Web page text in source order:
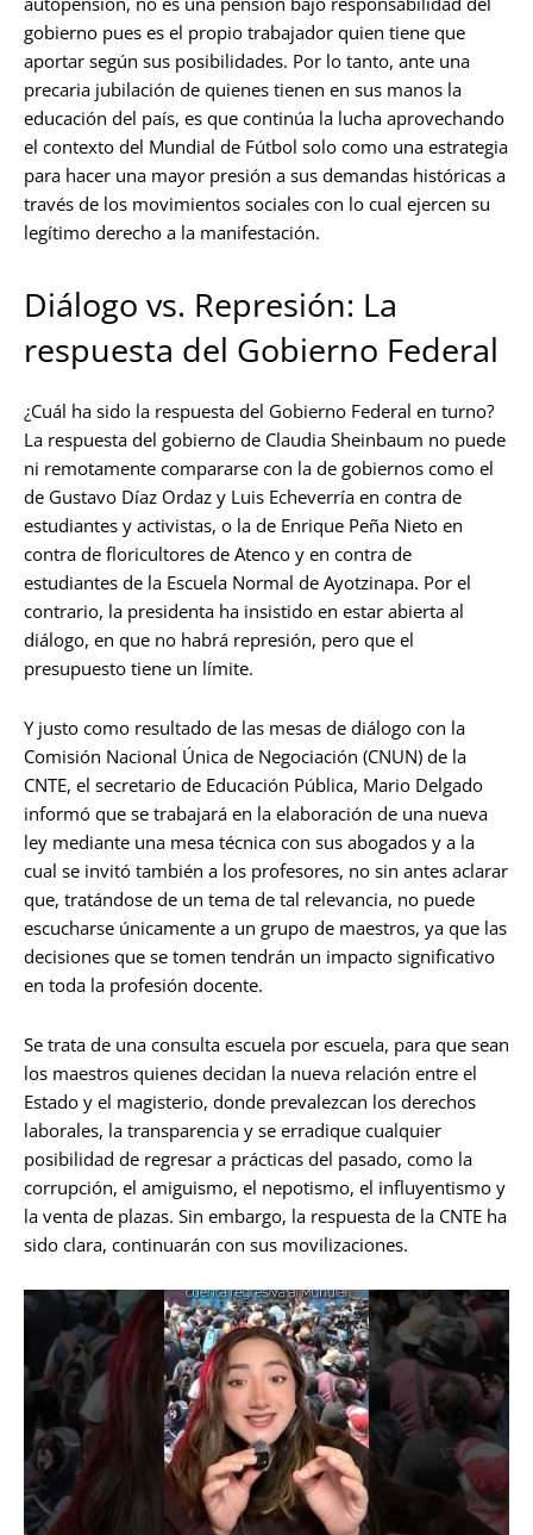
gobierno pues es el propio trabajador quien tiene que
aportar según sus posibilidades. Por lo tanto, ante una
precaria jubilación de quienes tienen en sus manos la
educación del país, es que continúa la lucha aprovechando
el contexto del Mundial de Fútbol solo como una estrategia
para hacer una mayor presión a sus demandas históricas a
través de los movimientos sociales con lo cual ejercen su
legítimo derecho a la manifestación.
Diálogo vs. Represión: La
respuesta del Gobierno Federal
¿Cuál ha sido la respuesta del Gobierno Federal en turno?
La respuesta del gobierno de Claudia Sheinbaum no puede
ni remotamente compararse con la de gobiernos como el
de Gustavo Díaz Ordaz y Luis Echeverría en contra de
estudiantes y activistas, o la de Enrique Peña Nieto en
contra de floricultores de Atenco y en contra de
estudiantes de la Escuela Normal de Ayotzinapa. Por el
contrario, la presidenta ha insistido en estar abierta al
diálogo, en que no habrá represión, pero que el
presupuesto tiene un límite.
Y justo como resultado de las mesas de diálogo con la
Comisión Nacional Única de Negociación (CNUN) de la
CNTE, el secretario de Educación Pública, Mario Delgado
informó que se trabajará en la elaboración de una nueva
ley mediante una mesa técnica con sus abogados y a la
cual se invitó también a los profesores, no sin antes aclarar
que, tratándose de un tema de tal relevancia, no puede
escucharse únicamente a un grupo de maestros, ya que las
decisiones que se tomen tendrán un impacto significativo
en toda la profesión docente.
Se trata de una consulta escuela por escuela, para que sean
los maestros quienes decidan la nueva relación entre el
Estado y el magisterio, donde prevalezcan los derechos
laborales, la transparencia y se erradique cualquier
posibilidad de regresar a prácticas del pasado, como la
corrupción, el amiguismo, el nepotismo, el influyentismo y
la venta de plazas. Sin embargo, la respuesta de la CNTE ha
sido clara, continuarán con sus movilizaciones.